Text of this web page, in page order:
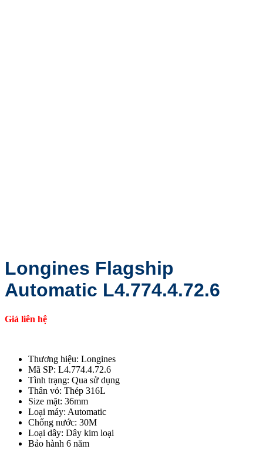
Longines Flagship
Automatic L4.774.4.72.6
Giá liên hệ
Thương hiệu: Longines
Mã SP: L4.774.4.72.6
Tình trạng: Qua sử dụng
Thân vỏ: Thép 316L
Size mặt: 36mm
Loại máy: Automatic
Chống nước: 30M
Loại dây: Dây kim loại
Bảo hành 6 năm